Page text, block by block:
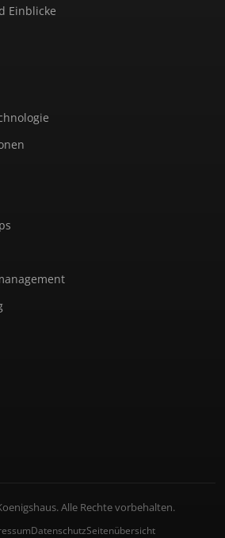
Einblicke
Alle Rechte vorbehalten.
DatenschutzSeitenübersicht